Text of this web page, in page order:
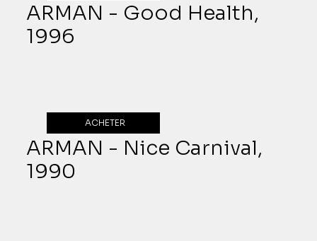
ARMAN - Good Health,
1996
ARMAN - Nice Carnival,
1990
ACHETER